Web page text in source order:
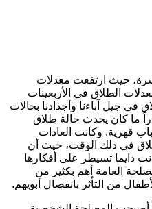
حيث ارتفعت معدلات
الطلاق في الأربعينات
جيل آباءنا وأجدادنا بحالات
ما كان يحدث حالة طلاق
قهرية. وكانت العادات
في ذلك الوقت، حيث أن
دايما تسيطر على أفكارها
العامة أهم بكثير من
من التأثر بانفصال أبويهم.